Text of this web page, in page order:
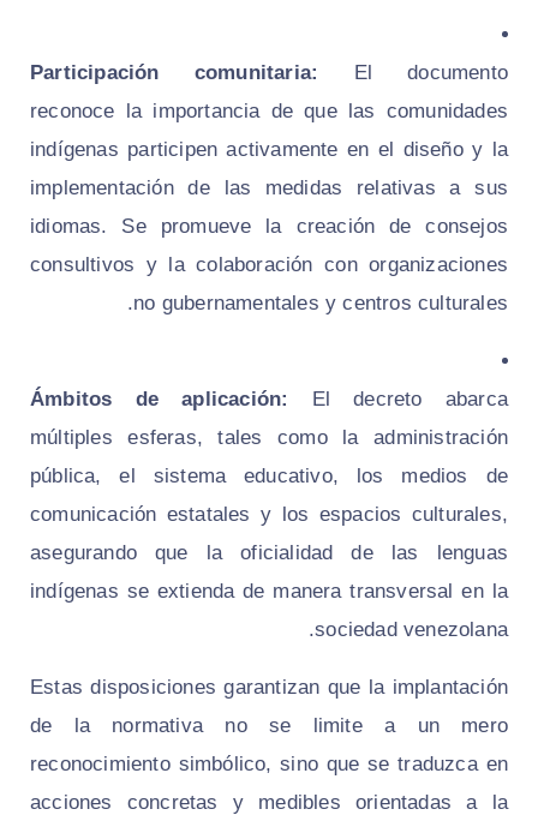
Participación comunitaria:
El documento
reconoce la importancia de que las comunidades
indígenas participen activamente en el diseño y la
implementación de las medidas relativas a sus
idiomas. Se promueve la creación de consejos
consultivos y la colaboración con organizaciones
no gubernamentales y centros culturales.
Ámbitos de aplicación:
El decreto abarca
múltiples esferas, tales como la administración
pública, el sistema educativo, los medios de
comunicación estatales y los espacios culturales,
asegurando que la oficialidad de las lenguas
indígenas se extienda de manera transversal en la
sociedad venezolana.
Estas disposiciones garantizan que la implantación
de la normativa no se limite a un mero
reconocimiento simbólico, sino que se traduzca en
acciones concretas y medibles orientadas a la